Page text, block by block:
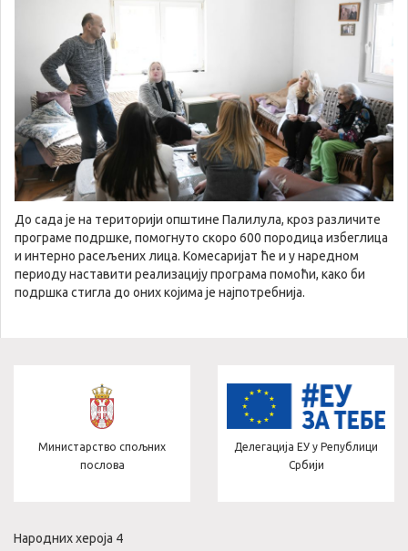
До сада је на територији општине Палилула, кроз различите
програме подршке, помогнуто скоро 600 породица избеглица
и интерно расељених лица. Комесаријат ће и у наредном
периоду наставити реализацију програма помоћи, како би
подршка стигла до оних којима је најпотребнија.
Делегација ЕУ у Републици
Министарство
Народних хероја 4